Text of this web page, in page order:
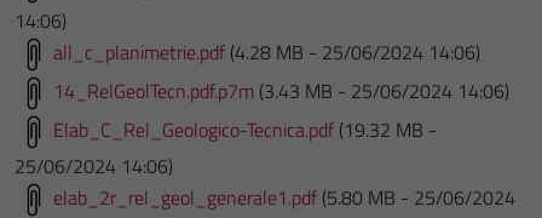
14:06)
all_c_planimetrie.pdf (4.28 MB - 25/06/2024 14:06)
14_RelGeolTecn.pdf.p7m (3.43 MB - 25/06/2024 14:06)
Elab_C_Rel_Geologico-Tecnica.pdf (19.32 MB -
25/06/2024 14:06)
elab_2r_rel_geol_generale1.pdf (5.80 MB - 25/06/2024